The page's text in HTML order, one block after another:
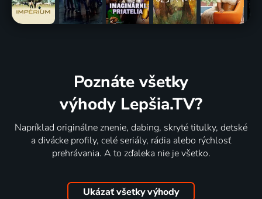
Poznáte všetky
výhody Lepšia.TV?
Napríklad originálne znenie, dabing, skryté titulky, detské
a divácke profily, celé seriály, rádia alebo rýchlosť
prehrávania. A to zďaleka nie je všetko.
Ukázať všetky výhody